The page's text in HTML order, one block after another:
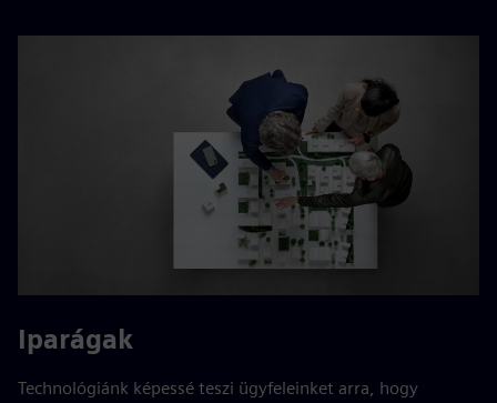
Iparágak
Technológiánk képessé teszi ügyfeleinket arra, hogy